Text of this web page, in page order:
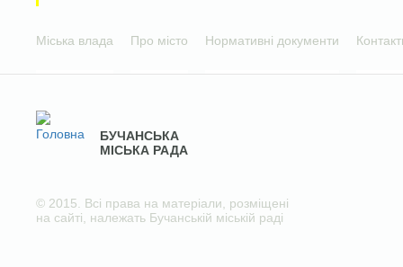
Міська влада Про місто Нормативні документи
БУЧАНСЬКА
МІСЬКА РАДА
© 2015. Всі права на матеріали, розміщені
на сайті, належать Бучанській міській раді